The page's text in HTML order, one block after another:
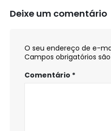
Deixe um comentário
O seu endereço de e-
Campos obrigatórios
Comentário *